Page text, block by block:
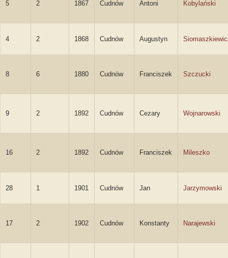
5 2 1867 Cudnów Antoni Kobylański
4 2 1868 Cudnów Augustyn
8 6 1880 Cudnów Franciszek Szczucki
9 2 1892 Cudnów Cezary Wojnarowski
16 2 1892 Cudnów Franciszek Mileszko
28 1 1901 Cudnów Jan Jarzymowski
17 2 1902 Cudnów Konstanty Narajewski